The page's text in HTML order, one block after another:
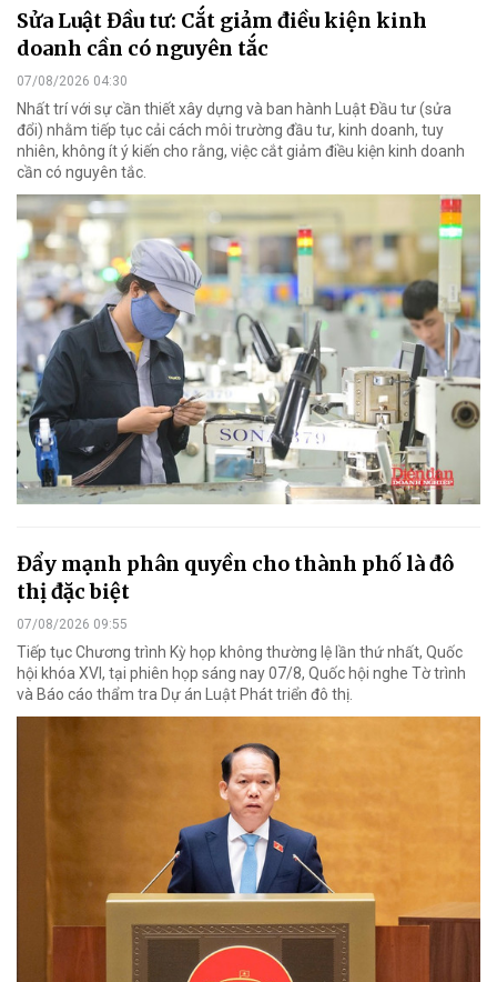
Sửa Luật Đầu tư: Cắt giảm điều kiện kinh
doanh cần có nguyên tắc
07/08/2026 04:30
Nhất trí với sự cần thiết xây dựng và ban hành Luật Đầu tư (sửa
đổi) nhằm tiếp tục cải cách môi trường đầu tư, kinh doanh, tuy
nhiên, không ít ý kiến cho rằng, việc cắt giảm điều kiện kinh doanh
cần có nguyên tắc.
Đẩy mạnh phân quyền cho thành phố là đô
thị đặc biệt
07/08/2026 09:55
Tiếp tục Chương trình Kỳ họp không thường lệ lần thứ nhất, Quốc
hội khóa XVI, tại phiên họp sáng nay 07/8, Quốc hội nghe Tờ trình
và Báo cáo thẩm tra Dự án Luật Phát triển đô thị.